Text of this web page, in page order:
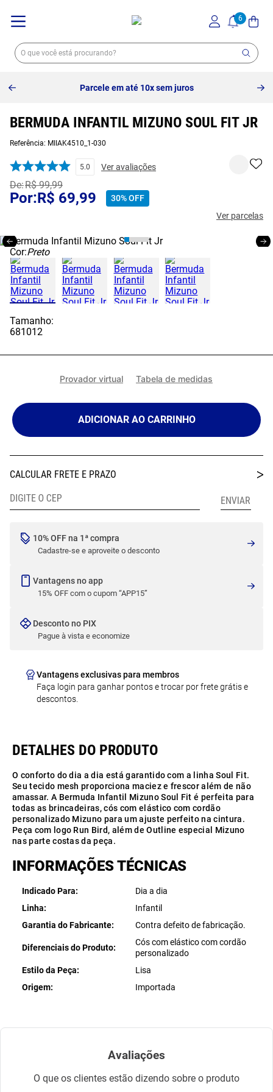
Parcele em até 10x sem juros
BERMUDA INFANTIL MIZUNO SOUL FIT JR
Referência: MIIAK4510_1-030
5.0 Ver avaliações
R$ 99,99
R$ 69,99 30%OFF
Ver parcelas
Cor:Preto
Tamanho:
681012
Provador virtual Tabela de medidas
ADICIONAR AO CARRINHO
10% OFF na 1ª compra
Cadastre-se e aproveite o desconto
Vantagens no app
15% OFF com o cupom “APP15”
Desconto no PIX
Pague à vista e economize
Vantagens exclusivas para membros
Faça login para ganhar pontos e trocar por frete grátis e
descontos.
O conforto do dia a dia está garantido com a linha Soul Fit.
Seu tecido mesh proporciona maciez e frescor além de não
amassar. A Bermuda Infantil Mizuno Soul Fit é perfeita para
todas as brincadeiras, cós com elástico com cordão
personalizado Mizuno para um ajuste perfeito na cintura.
Peça com logo Run Bird, além de Outline especial Mizuno
nas parte costas da peça.
INFORMAÇÕES TÉCNICAS
Indicado Para
Dia a dia
Linha
Infantil
Garantia do Fabricante
Contra defeito de fabricação.
Diferenciais do Produto
Cós com elástico com cordão
personalizado
Estilo da Peça
Lisa
Origem
Importada
Avaliações
O que os clientes estão dizendo sobre o produto